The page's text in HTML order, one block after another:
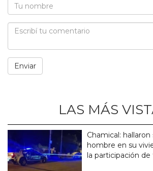
LAS MÁS
Chamical: hallaron
hombre en su
la participación